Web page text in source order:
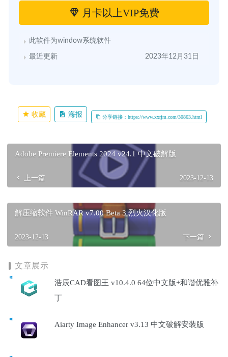
月卡以上VIP免费
此软件为window系统软件
最近更新 2023年12月31日
收藏 海报 分享链接：https://www.xxrjm.com/30863.html
Adobe Premiere Elements 2024 v24.1 中文破解版
上一篇 2023-12-13
解压缩软件 WinRAR v7.00 Beta 3 烈火汉化版
2023-12-13 下一篇
文章展示
浩辰CAD看图王 v10.4.0 64位中文版+和谐优雅补
丁
Aiarty Image Enhancer v3.13 中文破解安装版